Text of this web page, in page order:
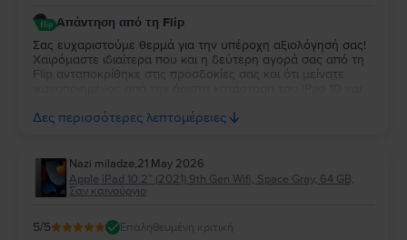
Απάντηση από τη Flip
Σας ευχαριστούμε θερμά για την υπέροχη αξιολόγησή σας!
Χαιρόμαστε ιδιαίτερα που και η δεύτερη αγορά σας από τη
Flip ανταποκρίθηκε στις προσδοκίες σας και ότι μείνατε
μας να σας εξυπηρετήσουμε ξανά στο μέλλον!
Δες περισσότερες λεπτομέρειες
Nazi miladze,21 May 2026
Apple iPad 10.2” (2021) 9th Gen Wifi, Space Gray, 64 GB,
Σαν καινούργιο
5/5 Επαληθευμένη κριτική